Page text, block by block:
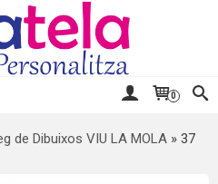
0
de Dibuixos VIU LA MOLA » 37